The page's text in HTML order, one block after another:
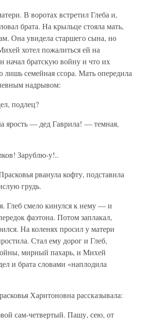
В воротах встретил Глеба и,
брата. На крыльце стояла мать,
Она увидела старшего сына, но
хотел пожалиться ей на
начал братскую войну и что их
семейная ссора. Мать опередила
надрывом:
подлец?
ярость — дед Гаврила! — темная,
Зарублю-у!..
рванула кофту, подставила
грудь.
Глеб смело кинулся к нему — и
фаэтона. Потом заплакал,
На коленях просил у матери
Стал ему дорог и Глеб,
мирный пахарь, и Михей
и брата словами «наплодила
Харитоновна рассказывала:
сам-четвертый. Пашу, сею, от